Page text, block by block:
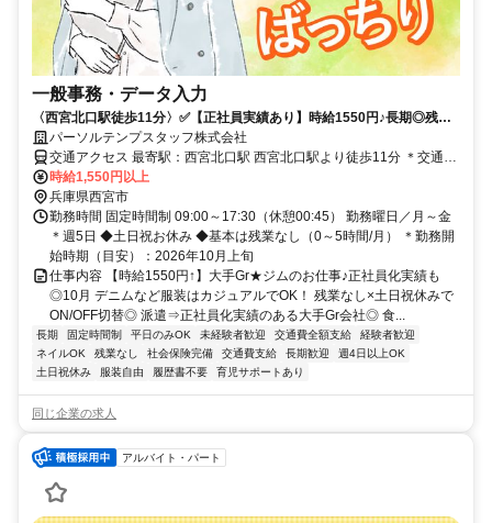
一般事務・データ入力
〈西宮北口駅徒歩11分〉✅️【正社員実績あり】時給1550円♪長期◎残業
なし〇17時台定時☆
パーソルテンプスタッフ株式会社
交通アクセス 最寄駅：西宮北口駅 西宮北口駅より徒歩11分 ＊交通費
全額支給
時給1,550円以上
兵庫県西宮市
勤務時間 固定時間制 09:00～17:30（休憩00:45） 勤務曜日／月～金
＊週5日 ◆土日祝お休み ◆基本は残業なし（0～5時間/月） ＊勤務開
始時期（目安）：2026年10月上旬
仕事内容 【時給1550円↑】大手Gr★ジムのお仕事♪正社員化実績も
◎10月 デニムなど服装はカジュアルでOK！ 残業なし×土日祝休みで
ON/OFF切替◎ 派遣⇒正社員化実績のある大手Gr会社◎ 食...
長期 固定時間制 平日のみOK 未経験者歓迎 交通費全額支給
経験者歓迎
ネイルOK
残業なし 社会保険完備 交通費支給 長期歓迎
週4日以上OK
土日祝休み
服装自由 履歴書不要 育児サポートあり
同じ企業の求人
アルバイト・パート